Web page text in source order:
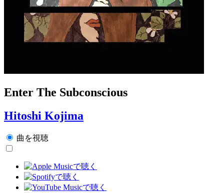
Enter The Subconscious
Hitoshi Kojima
曲を視聴